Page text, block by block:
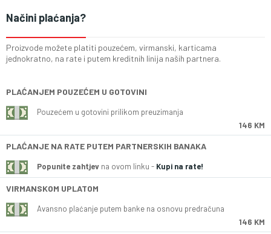
Načini plaćanja?
Proizvode možete platiti pouzećem, virmanski, karticama
jednokratno, na rate i putem kreditnih linija naših partnera.
PLAĆANJEM POUZEĆEM U GOTOVINI
Pouzećem u gotovini prilikom preuzimanja
146 KM
PLAĆANJE NA RATE PUTEM PARTNERSKIH BANAKA
Popunite zahtjev na ovom linku - Kupi na rate!
VIRMANSKOM UPLATOM
Avansno plaćanje putem banke na osnovu predračuna
146 KM